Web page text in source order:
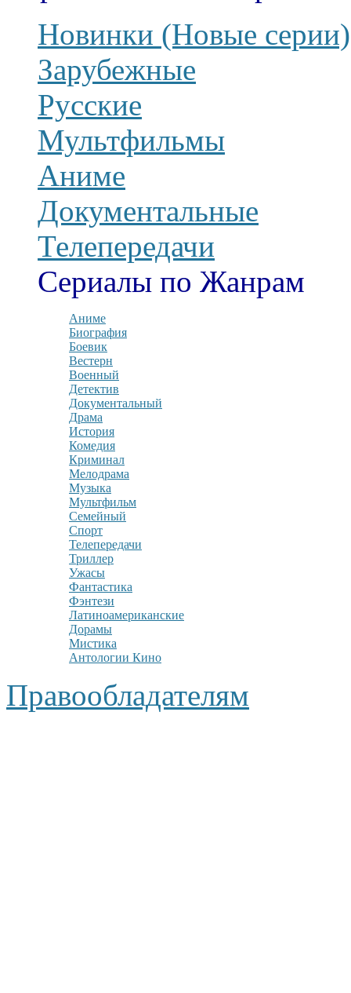
Новинки (Новые серии)
Зарубежные
Русские
Мультфильмы
Аниме
Документальные
Телепередачи
Сериалы по Жанрам
Аниме
Биография
Боевик
Вестерн
Военный
Детектив
Документальный
Драма
История
Комедия
Криминал
Мелодрама
Музыка
Мультфильм
Семейный
Спорт
Телепередачи
Триллер
Ужасы
Фантастика
Фэнтези
Латиноамериканские
Дорамы
Мистика
Антологии Кино
Правообладателям